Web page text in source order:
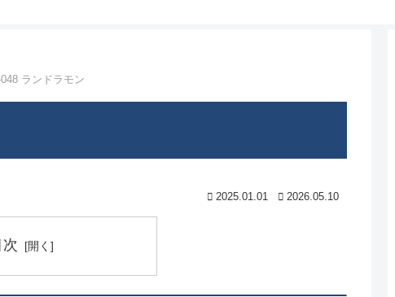
ランドラモン
2025.01.01 2026.05.10